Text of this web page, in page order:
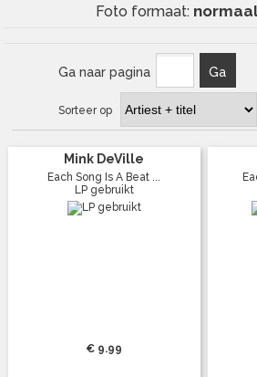
Foto formaat:
Ga naar pagina Ga
Sorteer op
Mink DeVille
Each Song Is A Beat ...
LP gebruikt
€ 9.99